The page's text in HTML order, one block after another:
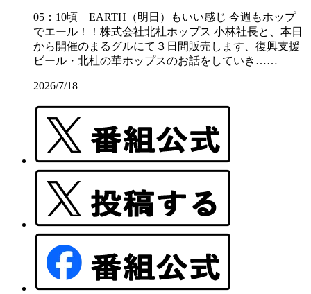
05：10頃 EARTH（明日）もいい感じ 今週もホップ
でエール！！株式会社北杜ホップス 小林社長と、本日
から開催のまるグルにて３日間販売します、復興支援
ビール・北杜の華ホップスのお話をしていき……
2026/7/18